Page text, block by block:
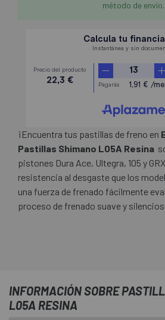
método de envío.
¡Encuentra tus pastillas de freno en
Pastillas Shimano L05A Resina
pistones Dura Ace, Ultegra, 105 y
resistencia al desgaste que los
una fuerza de frenado fácilmente
proceso de frenado suave y
INFORMACIÓN SOBRE
L05A RESINA